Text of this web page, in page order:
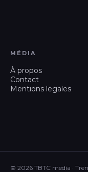
MÉDIA
À propos
Contact
Mentions legales
© 2026 TBTC media ·